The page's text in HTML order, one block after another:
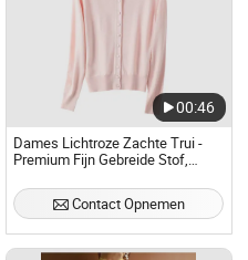
00:46
Dames Lichtroze Zachte Trui -
Premium Fijn Gebreide Stof,
Slanke Pasvorm Lichtgewicht
Top
Contact Opnemen